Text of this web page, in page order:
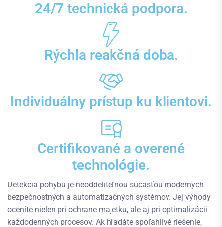
24/7 technická podpora.
Rýchla reakčná doba.
Individuálny prístup ku klientovi.
Certifikované a overené
technológie.
Detekcia pohybu je neoddeliteľnou súčasťou moderných
bezpečnostných a automatizačných systémov. Jej výhody
oceníte nielen pri ochrane majetku, ale aj pri optimalizácii
každodenných procesov. Ak hľadáte spoľahlivé riešenie,